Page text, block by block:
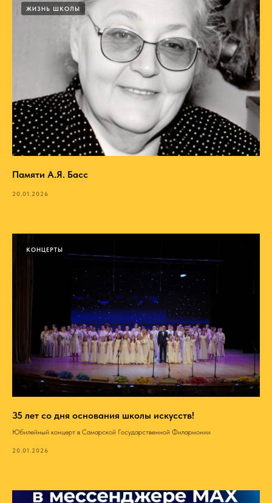
ЖИЗНЬ ШКОЛЫ
Памяти А.Я. Басс
20.01.2026
КОНЦЕРТЫ
35 лет со дня основания школы искусств!
Юбилейный концерт в Самарской Государственной Филармонии
20.01.2026